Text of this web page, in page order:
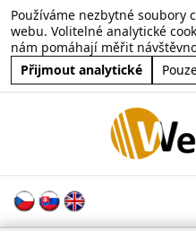
Používáme nezbytné soubory
webu. Volitelné analytické
nám pomáhají měřit
Přijmout analytické